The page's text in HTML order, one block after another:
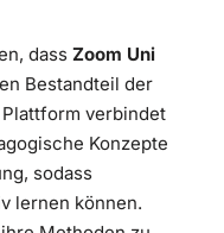
dass Zoom Uni
Bestandteil der
verbindet
Konzepte
sodass
lernen können.